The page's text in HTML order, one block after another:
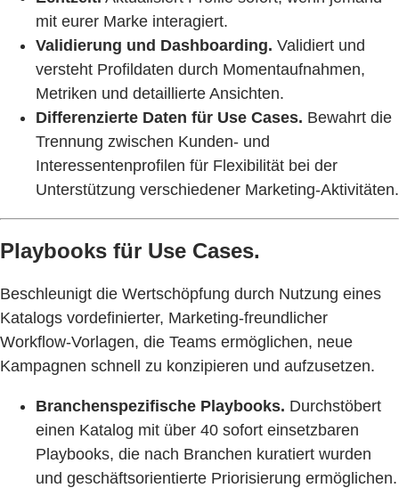
mit eurer Marke interagiert.
Validierung und Dashboarding. Validiert und
versteht Profildaten durch Momentaufnahmen,
Metriken und detaillierte Ansichten.
Differenzierte Daten für Use Cases. Bewahrt die
Trennung zwischen Kunden- und
Interessentenprofilen für Flexibilität bei der
Unterstützung verschiedener Marketing-Aktivitäten.
Playbooks für Use Cases.
Beschleunigt die Wertschöpfung durch Nutzung eines
Katalogs vordefinierter, Marketing-freundlicher
Workflow-Vorlagen, die Teams ermöglichen, neue
Kampagnen schnell zu konzipieren und aufzusetzen.
Branchenspezifische Playbooks. Durchstöbert
einen Katalog mit über 40 sofort einsetzbaren
Playbooks, die nach Branchen kuratiert wurden
und geschäftsorientierte Priorisierung ermöglichen.